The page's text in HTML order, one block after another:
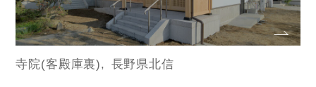
寺院(客殿庫裏) 長野県北信